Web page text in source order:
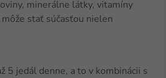
minerálne látky, vitamíny
stať súčasťou nielen
5 jedál denne, a to v kombinácii s